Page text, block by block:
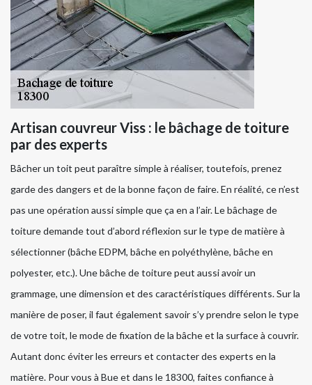
Artisan couvreur Viss : le bâchage de toiture
par des experts
Bâcher un toit peut paraître simple à réaliser, toutefois, prenez
garde des dangers et de la bonne façon de faire. En réalité, ce n’est
pas une opération aussi simple que ça en a l’air. Le bâchage de
toiture demande tout d’abord réflexion sur le type de matière à
sélectionner (bâche EDPM, bâche en polyéthylène, bâche en
polyester, etc.). Une bâche de toiture peut aussi avoir un
grammage, une dimension et des caractéristiques différents. Sur la
manière de poser, il faut également savoir s’y prendre selon le type
de votre toit, le mode de fixation de la bâche et la surface à couvrir.
Autant donc éviter les erreurs et contacter des experts en la
matière. Pour vous à Bue et dans le 18300, faites confiance à